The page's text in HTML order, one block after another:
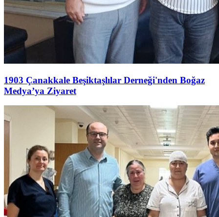
1903 Çanakkale Beşiktaşlılar Derneği'nden Boğaz
Medya’ya Ziyaret